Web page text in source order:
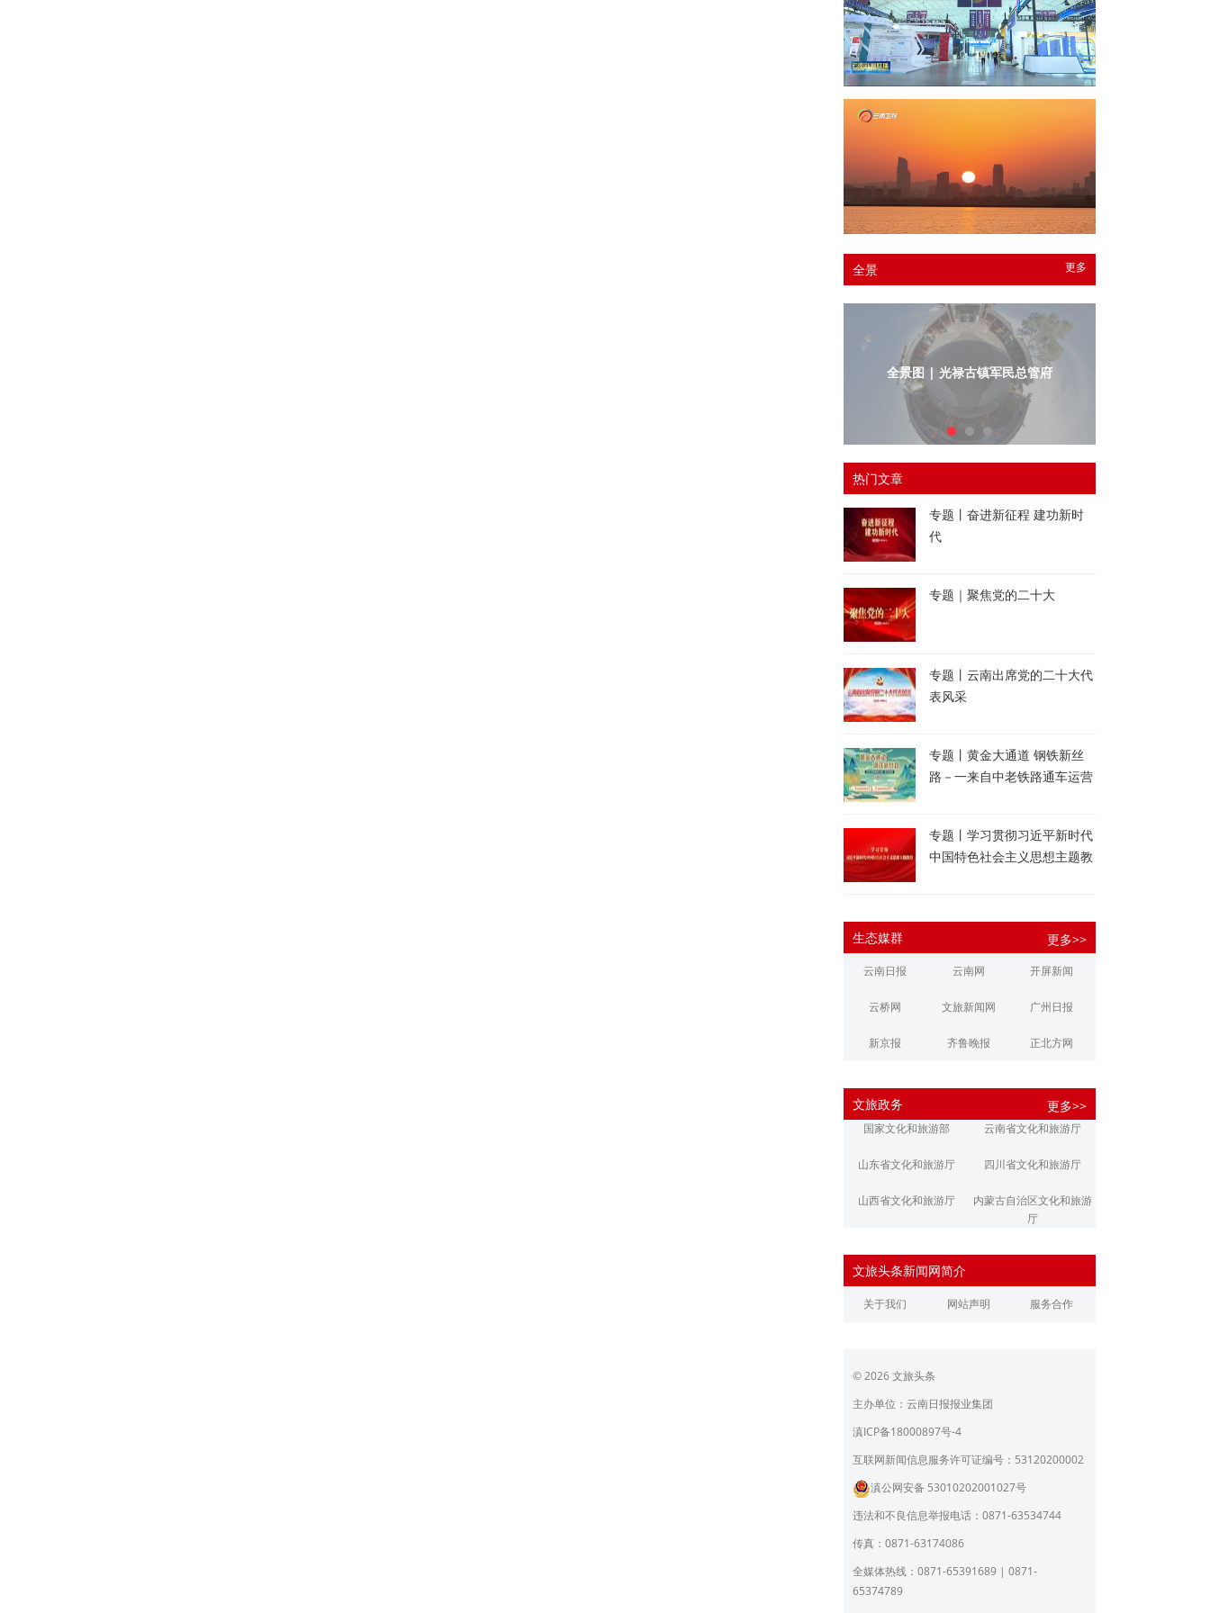
更多
全景
全景图 | 光禄古镇军民总管府
热门文章
专题丨奋进新征程 建功新时
代
专题｜聚焦党的二十大
专题丨云南出席党的二十大代
表风采
专题丨黄金大通道 钢铁新丝
路－一来自中老铁路通车运营
专题丨学习贯彻习近平新时代
中国特色社会主义思想主题教
生态媒群 更多>>
云南日报 云南网 开屏新闻
云桥网 文旅新闻网 广州日报
新京报 齐鲁晚报 正北方网
江南都市报 潇湘晨报
文旅政务 更多>>
国家文化和旅游部 云南省文化和旅游厅
山东省文化和旅游厅 四川省文化和旅游厅
山西省文化和旅游厅
内蒙古自治区文化和旅游
厅
浙江省文化和旅游厅
江西省文化和旅游厅 河南省文化和旅游厅
广东省文化和旅游厅
育厅
陕西省文化和旅游厅 甘肃省文化和旅游厅
青海省文化和旅游厅
宁夏回族自治区文化和旅
北京市文旅局
上海市文化和旅游局
员会
文旅头条新闻网简介
关于我们 网站声明 服务合作
© 2026 文旅头条
主办单位：云南日报报业集团
滇ICP备18000897号-4
互联网新闻信息服务许可证编号：53120200002
滇公网安备 53010202001027号
违法和不良信息举报电话：0871-63534744
传真：0871-63174086
全媒体热线：0871-65391689 | 0871-
65374789